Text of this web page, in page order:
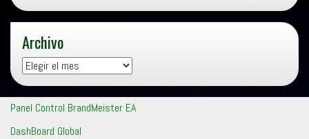
Archivo
Archivo
Panel Control BrandMeister EA
DashBoard Global